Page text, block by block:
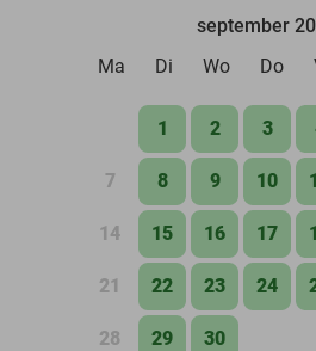
september
Ma
Di Wo Do
1 2 3
7 8 9 10
14 15 16 17
21 22 23 24
28 29 30